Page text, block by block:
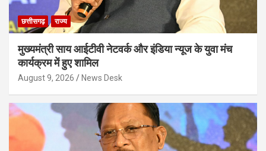
छत्तीसगढ़ राज्य
मुख्यमंत्री साय आईटीवी नेटवर्क और इंडिया न्यूज के युवा मंच
कार्यक्रम में हुए शामिल
August 9, 2026 News Desk